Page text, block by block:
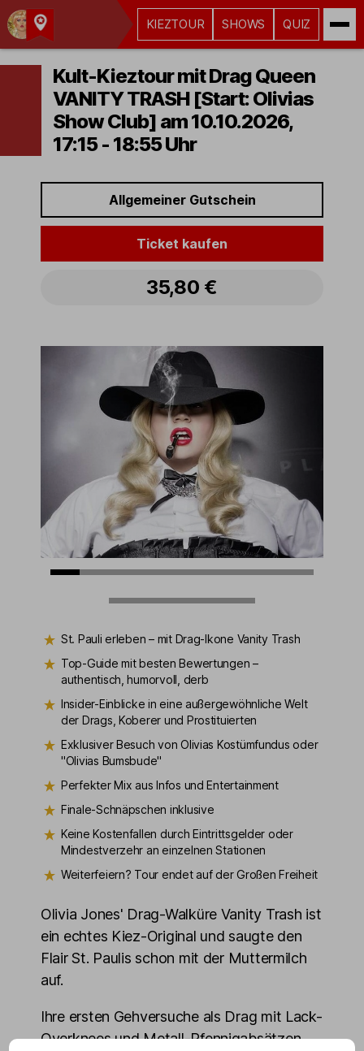
Kult-
Kieztouren
Hamburg
KIEZTOUR SHOWS QUIZ
Kult-Kieztour mit Drag Queen
VANITY TRASH [Start: Olivias
Show Club] am 10.10.2026,
17:15 - 18:55 Uhr
Allgemeiner Gutschein
Ticket kaufen
35,80 €
St. Pauli erleben – mit Drag-Ikone Vanity Trash
Top-Guide mit besten Bewertungen –
authentisch, humorvoll, derb
Insider-Einblicke in eine außergewöhnliche Welt
der Drags, Koberer und Prostituierten
Exklusiver Besuch von Olivias Kostümfundus oder
"Olivias Bumsbude"
Perfekter Mix aus Infos und Entertainment
Finale-Schnäpschen inklusive
Keine Kostenfallen durch Eintrittsgelder oder
Mindestverzehr an einzelnen Stationen
Weiterfeiern? Tour endet auf der Großen Freiheit
Olivia Jones' Drag-Walküre Vanity Trash ist
ein echtes Kiez-Original und saugte den
Flair St. Paulis schon mit der Muttermilch
auf.
Ihre ersten Gehversuche als Drag mit Lack-
Overknees und Metall-Pfennigabsätzen